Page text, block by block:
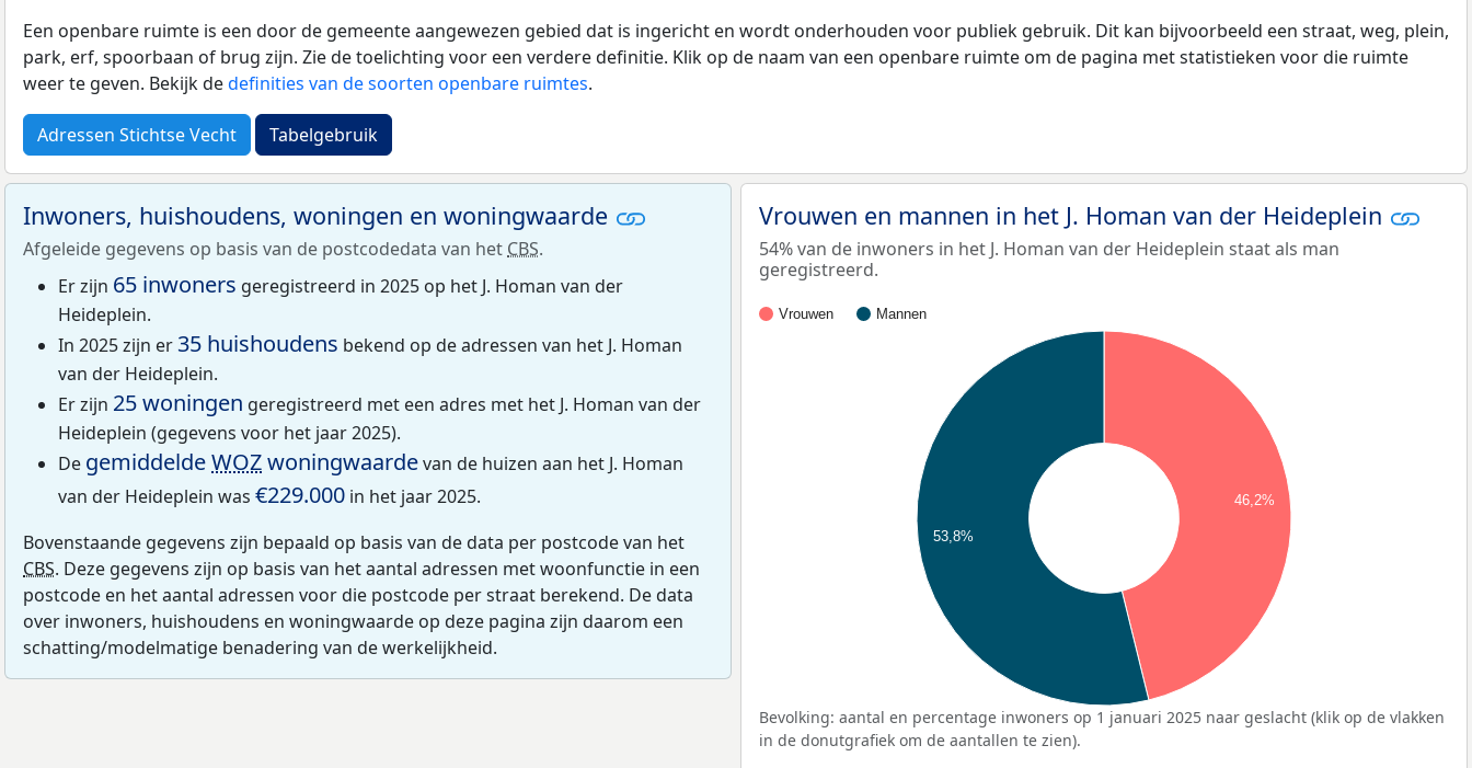
Een openbare ruimte is een door de gemeente aangewezen gebied dat is ingericht en wordt onderhouden voor publiek gebruik. Dit kan bijvoorbeeld een straat, weg, plein,
park, erf, spoorbaan of brug zijn. Zie de toelichting voor een verdere definitie. Klik op de naam van een openbare ruimte om de pagina met statistieken voor die ruimte
weer te geven. Bekijk dedefinities van de soorten openbare ruimtes.
Adressen Stichtse Vecht Tabelgebruik
Inwoners, huishoudens, woningen en woningwaarde
Afgeleide gegevens op basis van de postcodedata van het CBS.
Er zijn 65 inwoners geregistreerd in 2025 op het J. Homan van der
Heideplein.
In 2025 zijn er 35 huishoudens bekend op de adressen van het J. Homan
van der Heideplein.
Er zijn 25 woningen geregistreerd met een adres met het J. Homan van der
Heideplein (gegevens voor het jaar 2025).
De gemiddeldeWOZwoningwaardevan de huizen aan het J. Homan
van der Heideplein was €229.000 in het jaar 2025.
Bovenstaande gegevens zijn bepaald op basis van de data per postcode van het
CBS. Deze gegevens zijn op basis van het aantal adressen met woonfunctie in een
postcode en het aantal adressen voor die postcode per straat berekend. De data
over inwoners, huishoudens en woningwaarde op deze pagina zijn daarom een
schatting/modelmatige benadering van de werkelijkheid.
Vrouwen en mannen in het J. Homan van der Heideplein
54% van de inwoners in het J. Homan van der Heideplein staat als man
geregistreerd.
Vrouwen Mannen
46,2%
53,8%
Bevolking: aantal en percentage inwoners op 1 januari 2025 naar geslacht (klik op de vlakken
in de donutgrafiek om de aantallen te zien).